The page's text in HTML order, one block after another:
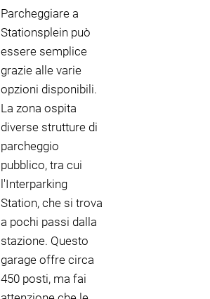
Parcheggiare a
Stationsplein può
essere semplice
grazie alle varie
opzioni disponibili.
La zona ospita
diverse strutture di
parcheggio
pubblico, tra cui
l'Interparking
Station, che si trova
a pochi passi dalla
stazione. Questo
garage offre circa
450 posti, ma fai